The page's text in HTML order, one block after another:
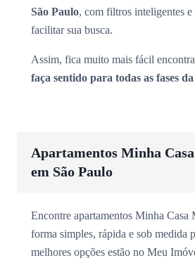
São Paulo, com filtros inteligentes e
facilitar sua busca.
Assim, fica muito mais fácil
faça sentido para todas as fases
Apartamentos Minha
em São Paulo
Encontre apartamentos Minha Casa
forma simples, rápida e sob medida
melhores opções estão no Meu